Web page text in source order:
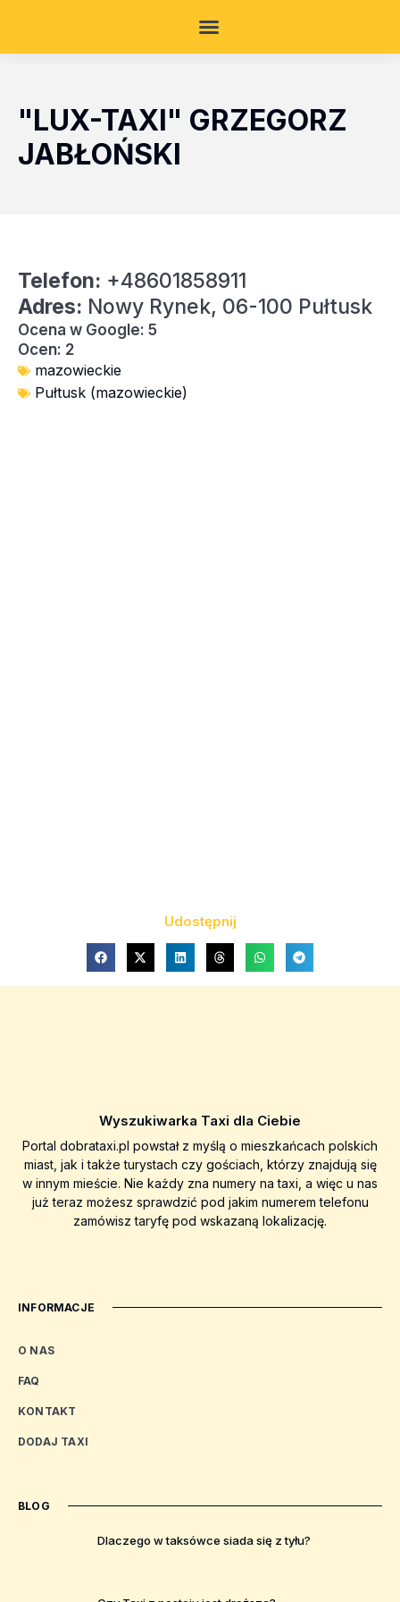
"LUX-TAXI" GRZEGORZ
JABŁOŃSKI
Telefon: +48601858911
Adres: Nowy Rynek, 06-100 Pułtusk
Ocena w Google: 5
Ocen: 2
mazowieckie
Pułtusk (mazowieckie)
Udostępnij
Wyszukiwarka Taxi dla Ciebie
Portal dobrataxi.pl powstał z myślą o mieszkańcach polskich
miast, jak i także turystach czy gościach, którzy znajdują się
w innym mieście. Nie każdy zna numery na taxi, a więc u nas
już teraz możesz sprawdzić pod jakim numerem telefonu
zamówisz taryfę pod wskazaną lokalizację.
INFORMACJE
O NAS
FAQ
KONTAKT
DODAJ TAXI
BLOG
Dlaczego w taksówce siada się z tyłu?